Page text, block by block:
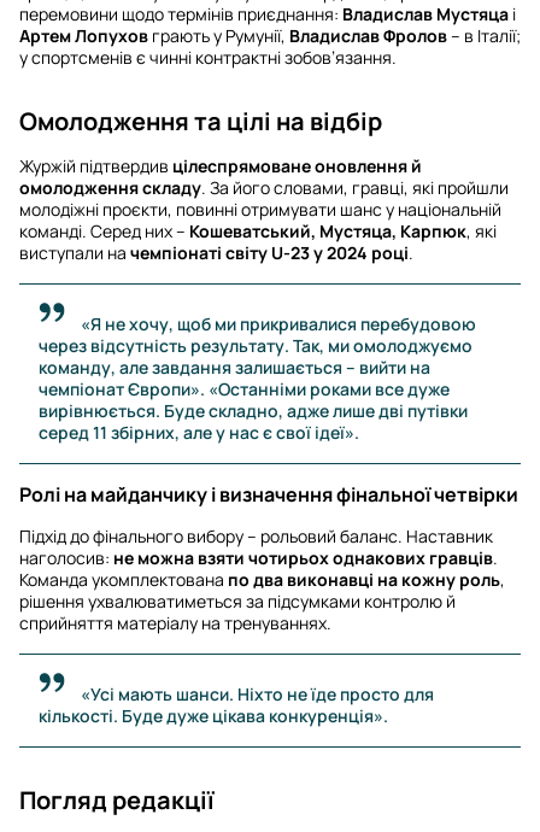
перемовини щодо термінів приєднання: Владислав Мустяца і
Артем Лопухов грають у Румунії, Владислав Фролов– в Італії;
у спортсменів є чинні контрактні зобов’язання.
Омолодження та цілі на відбір
Журжій підтвердив цілеспрямоване оновлення й
омолодження складу. За його словами, гравці, які пройшли
молодіжні проєкти, повинні отримувати шанс у національній
команді. Серед них – Кошеватський, Мустяца, Карпюк, які
виступали на чемпіонаті світу U-23 у 2024 році.
«Я не хочу, щоб ми прикривалися перебудовою
через відсутність результату. Так, ми омолоджуємо
команду, але завдання залишається – вийти на
чемпіонат Європи». «Останніми роками все дуже
вирівнюється. Буде складно, адже лише дві путівки
серед 11 збірних, але у нас є свої ідеї».
Ролі на майданчику і визначення фінальної четвірки
Підхід до фінального вибору – рольовий баланс. Наставник
наголосив: не можна взяти чотирьох однакових гравців.
Команда укомплектована по два виконавці на кожну роль,
рішення ухвалюватиметься за підсумками контролю й
сприйняття матеріалу на тренуваннях.
«Усі мають шанси. Ніхто не їде просто для
кількості. Буде дуже цікава конкуренція».
Погляд редакції